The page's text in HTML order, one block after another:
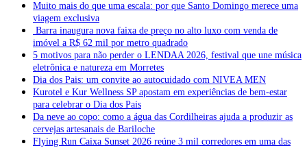
Muito mais do que uma escala: por que Santo Domingo merece uma
viagem exclusiva
Barra inaugura nova faixa de preço no alto luxo com venda de
imóvel a R$ 62 mil por metro quadrado
5 motivos para não perder o LENDAA 2026, festival que une música
eletrônica e natureza em Morretes
Dia dos Pais: um convite ao autocuidado com NIVEA MEN
Kurotel e Kur Wellness SP apostam em experiências de bem-estar
para celebrar o Dia dos Pais
Da neve ao copo: como a água das Cordilheiras ajuda a produzir as
cervejas artesanais de Bariloche
Flying Run Caixa Sunset 2026 reúne 3 mil corredores em uma das